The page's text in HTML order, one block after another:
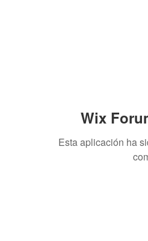
Wix
Esta aplicación ha